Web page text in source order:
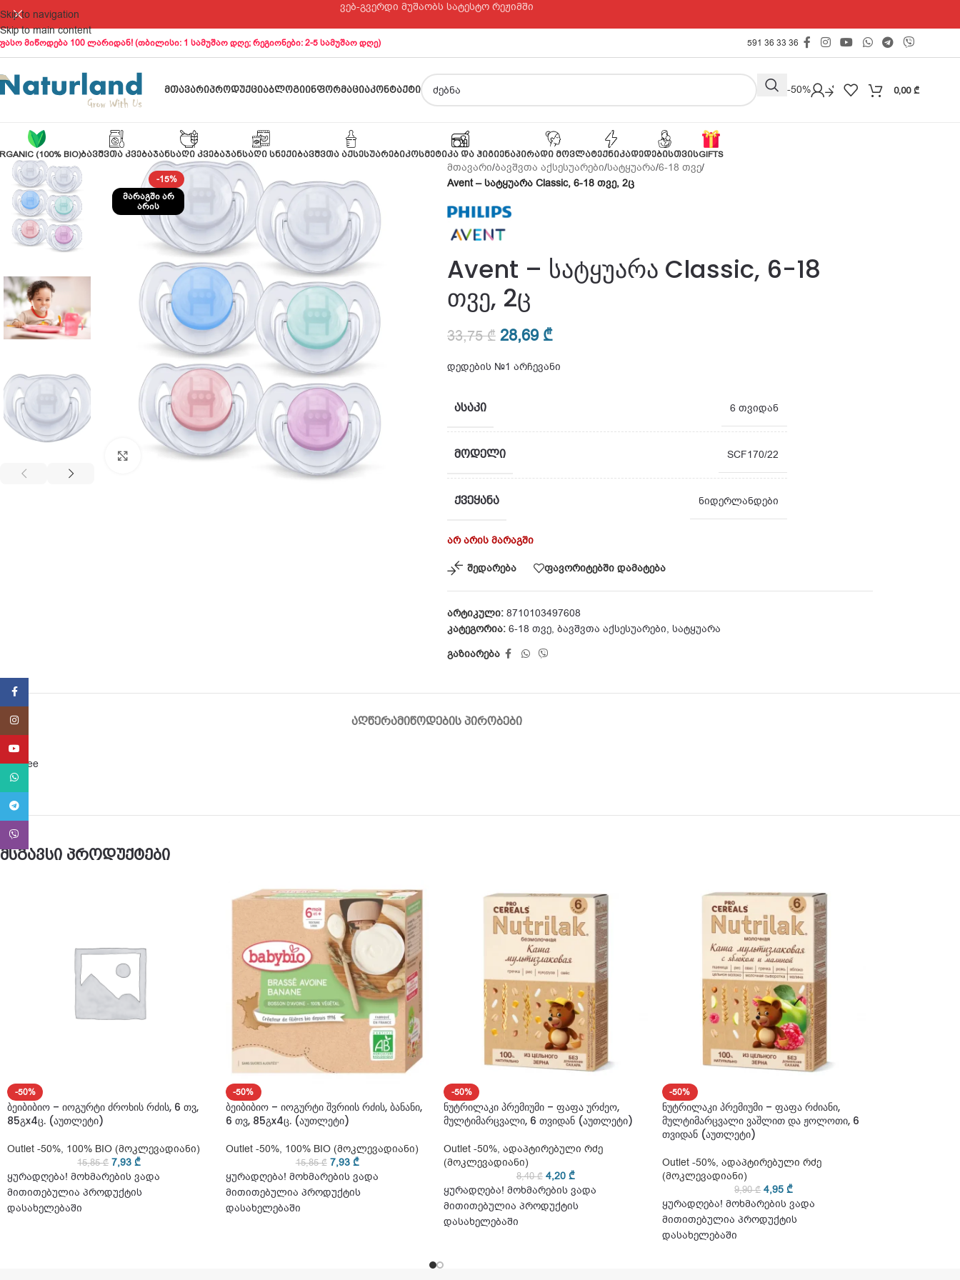
Skip to navigation
Skip to main content
ვებ-გვერდი მუშაობს სატესტო რეჟიმში
მიწოდება 100 ლარიდან! (თბილისი: 1 სამუშაო დღე; რეგიონები: 2-5 სამუშაო დღე) 591 36 33 36
ᲛᲗᲐᲕᲐᲠᲘᲞᲠᲝᲓᲣᲥᲪᲘᲐᲑᲚᲝᲒᲘᲘᲜᲤᲝᲠᲛᲐᲪᲘᲐᲙᲝᲜᲢᲐᲥᲢᲘ Outlet -50% 0,00 ₾
(100% BIO)ᲑᲐᲕᲨᲕᲗᲐ ᲙᲕᲔᲑᲐᲯᲐᲜᲡᲐᲦᲘ ᲙᲕᲔᲑᲐᲯᲐᲜᲡᲐᲦᲘ ᲡᲜᲔᲥᲘᲑᲐᲕᲨᲕᲗᲐ ᲐᲥᲡᲔᲡᲣᲐᲠᲔᲑᲘᲙᲝᲡᲛᲔᲢᲘᲙᲐ ᲓᲐ ᲰᲘᲒᲘᲔᲜᲐᲞᲘᲠᲐᲓᲘ ᲛᲝᲕᲚᲐᲢᲔᲥᲜᲘᲙᲐᲓᲔᲓᲔᲑᲘᲡᲗᲕᲘᲡGIFTS
-15%
ᲛᲐᲠᲐᲒᲨᲘ ᲐᲠ
ᲐᲠᲘᲡ
გადიდება
მთავარი/ბავშვთა აქსესუარები/სატყუარა/6-18 თვე/
Avent – სატყუარა Classic, 6-18 თვე, 2ც
Avent – სატყუარა Classic, 6-18
თვე, 2ც
33,75₾ 28,69 ₾
დედების №1 არჩევანი
ᲐᲡᲐᲙᲘ 6 თვიდან
ᲛᲝᲓᲔᲚᲘ SCF170/22
ᲥᲕᲔᲧᲐᲜᲐ ნიდერლანდები
არ არის მარაგში
შედარება ფავორიტებში დამატება
არტიკული: 8710103497608
კატეგორია: 6-18 თვე, ბავშვთა აქსესუარები, სატყუარა
გაზიარება
ᲐᲦᲬᲔᲠᲐᲛᲘᲬᲝᲓᲔᲑᲘᲡ ᲞᲘᲠᲝᲑᲔᲑᲘ
BPA free
მსგავსი პროდუქტები
-50%
ბეიბიბიო – იოგურტი ძროხის რძის, 6 თვ,
85გx4ც. (აუთლეტი)
Outlet -50%, 100% BIO (მოკლევადიანი)
15,85₾ 7,93₾
ყურადღება! მოხმარების ვადა
მითითებულია პროდუქტის
დასახელებაში
-50%
ბეიბიბიო – იოგურტი შვრიის რძის, ბანანი,
6 თვ, 85გx4ც. (აუთლეტი)
Outlet -50%, 100% BIO (მოკლევადიანი)
15,85₾ 7,93 ₾
ყურადღება! მოხმარების ვადა
მითითებულია პროდუქტის
დასახელებაში
-50%
ნუტრილაკი პრემიუმი – ფაფა ურძეო,
მულტიმარცვალი, 6 თვიდან (აუთლეტი)
Outlet -50%, ადაპტირებული რძე
(მოკლევადიანი)
8,40₾ 4,20 ₾
ყურადღება! მოხმარების ვადა
მითითებულია პროდუქტის
დასახელებაში
-50%
ნუტრილაკი პრემიუმი – ფაფა რძიანი,
მულტიმარცვალი ვაშლით და ჟოლოთი, 6
თვიდან (აუთლეტი)
Outlet -50%, ადაპტირებული რძე
(მოკლევადიანი)
9,90₾ 4,95₾
ყურადღება! მოხმარების ვადა
მითითებულია პროდუქტის
დასახელებაში
Facebook